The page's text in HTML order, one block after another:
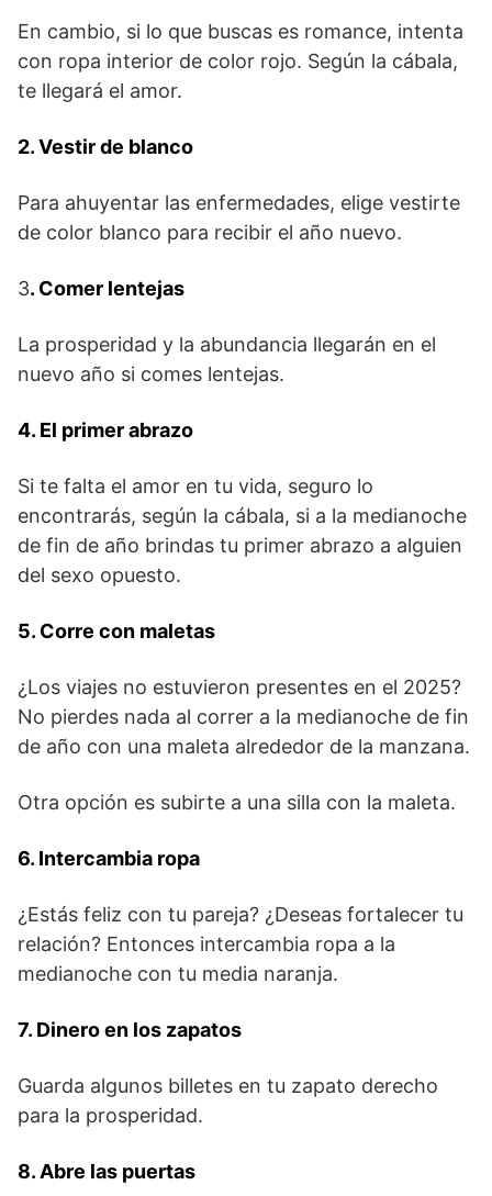
En cambio, si lo que buscas es romance, intenta
con ropa interior de color rojo. Según la cábala,
te llegará el amor.
2. Vestir de blanco
Para ahuyentar las enfermedades, elige vestirte
de color blanco para recibir el año nuevo.
3. Comer lentejas
La prosperidad y la abundancia llegarán en el
nuevo año si comes lentejas.
4. El primer abrazo
Si te falta el amor en tu vida, seguro lo
encontrarás, según la cábala, si a la medianoche
de fin de año brindas tu primer abrazo a alguien
del sexo opuesto.
5. Corre con maletas
¿Los viajes no estuvieron presentes en el 2025?
No pierdes nada al correr a la medianoche de fin
de año con una maleta alrededor de la manzana.
Otra opción es subirte a una silla con la maleta.
6. Intercambia ropa
¿Estás feliz con tu pareja? ¿Deseas fortalecer tu
relación? Entonces intercambia ropa a la
medianoche con tu media naranja.
7. Dinero en los zapatos
Guarda algunos billetes en tu zapato derecho
para la prosperidad.
8. Abre las puertas